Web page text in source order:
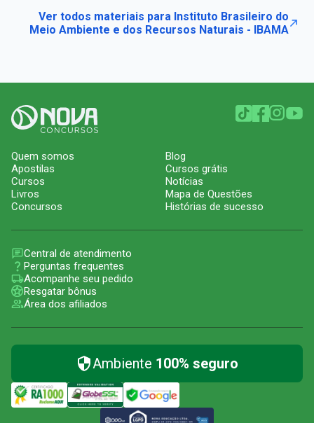
Ver todos materiais para Instituto Brasileiro do
Meio Ambiente e dos Recursos Naturais - IBAMA
Quem somos
Apostilas
Cursos
Livros
Concursos
Blog
Cursos grátis
Notícias
Mapa de Questões
Histórias de sucesso
Central de atendimento
Perguntas frequentes
Acompanhe seu pedido
Resgatar bônus
Área dos afiliados
Ambiente 100% seguro